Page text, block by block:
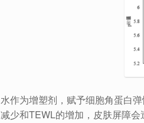
水作为增塑剂，赋予细胞角蛋白
减少和TEWL的增加，皮肤屏障会